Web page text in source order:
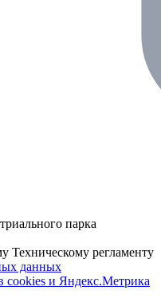
парка
Техническому регламенту
данных
cookies и Яндекс.Метрика